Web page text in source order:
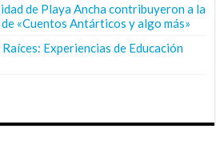
de Playa Ancha contribuyeron a la
«Cuentos Antárticos y algo más»
Experiencias de Educación